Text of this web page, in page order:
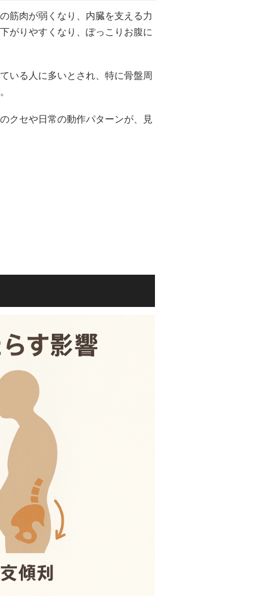
筋肉が弱くなり、内臓を支える力
がりやすくなり、ぽっこりお腹に
いる人に多いとされ、特に骨盤周
クセや日常の動作パターンが、見